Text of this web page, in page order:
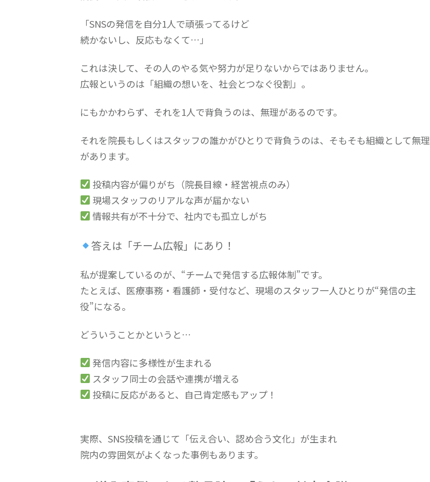
「SNSの発信を自分1人で頑張ってるけど
続かないし、反応もなくて…」
これは決して、その人のやる気や努力が足りないからではありません。
広報というのは「組織の想いを、社会とつなぐ役割」。
にもかかわらず、それを1人で背負うのは、無理があるのです。
それを院長もしくはスタッフの誰かがひとりで背負うのは、そもそも組織として無理
があります。
投稿内容が偏りがち（院長目線・経営視点のみ）
現場スタッフのリアルな声が届かない
情報共有が不十分で、社内でも孤立しがち
答えは「チーム広報」にあり！
私が提案しているのが、“チームで発信する広報体制”です。
たとえば、医療事務・看護師・受付など、現場のスタッフ一人ひとりが“発信の主
役”になる。
どういうことかというと…
発信内容に多様性が生まれる
スタッフ同士の会話や連携が増える
投稿に反応があると、自己肯定感もアップ！
実際、SNS投稿を通じて「伝え合い、認め合う文化」が生まれ
院内の雰囲気がよくなった事例もあります。